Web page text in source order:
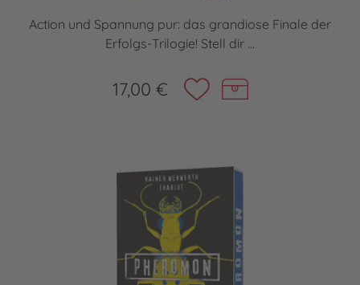
Action und Spannung pur: das grandiose Finale der
Erfolgs-Trilogie! Stell dir ...
17,00 €